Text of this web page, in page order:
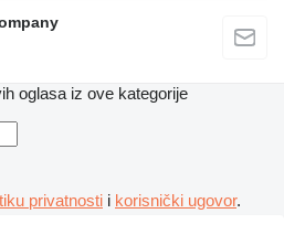
oglasa iz ove kategorije
privatnosti i korisnički ugovor.